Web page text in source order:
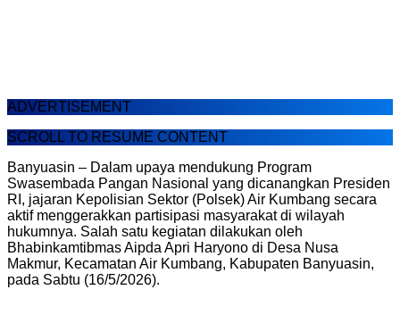
ADVERTISEMENT
SCROLL TO RESUME CONTENT
Banyuasin – Dalam upaya mendukung Program
Swasembada Pangan Nasional yang dicanangkan Presiden
RI, jajaran Kepolisian Sektor (Polsek) Air Kumbang secara
aktif menggerakkan partisipasi masyarakat di wilayah
hukumnya. Salah satu kegiatan dilakukan oleh
Bhabinkamtibmas Aipda Apri Haryono di Desa Nusa
Makmur, Kecamatan Air Kumbang, Kabupaten Banyuasin,
pada Sabtu (16/5/2026).